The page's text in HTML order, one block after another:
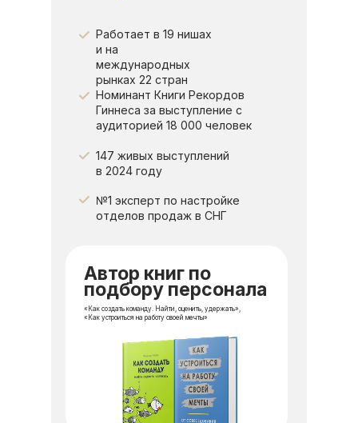
Работает в 19 нишах
и на
международных
рынках 22 стран
Номинант Книги Рекордов
Гиннеса за выступление с
аудиторией 18 000 человек
147 живых выступлений
в 2024 году
№1 эксперт по настройке
отделов продаж в СНГ
Автор книг по
подбору персонала
«Как создать команду. Найти, оценить, удержать»,
«Как устроиться на работу своей мечты»